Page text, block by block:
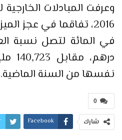
وعرفت المبادلات
نفسها من السنة الماضية.
0
شارك Facebook